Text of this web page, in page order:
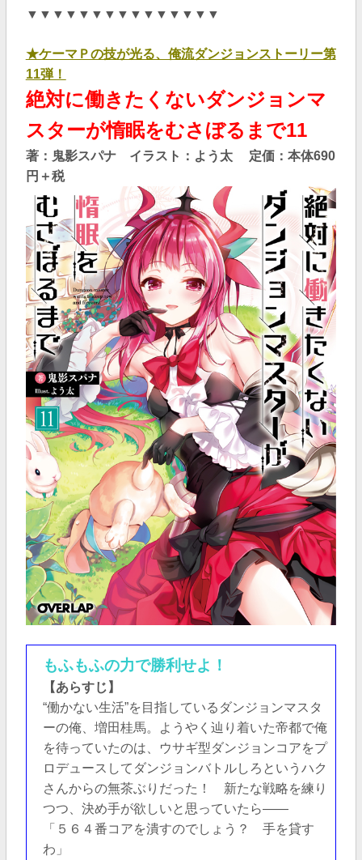
▼▼▼▼▼▼▼▼▼▼▼▼▼▼▼
★ケーマＰの技が光る、俺流ダンジョンストーリー第
11弾！
絶対に働きたくないダンジョンマ
スターが惰眠をむさぼるまで11
著：鬼影スパナ イラスト：よう太 定価：本体690
円＋税
もふもふの力で勝利せよ！
【あらすじ】
“働かない生活”を目指しているダンジョンマスタ
ーの俺、増田桂馬。ようやく辿り着いた帝都で俺
を待っていたのは、ウサギ型ダンジョンコアをプ
ロデュースしてダンジョンバトルしろというハク
さんからの無茶ぶりだった！ 新たな戦略を練り
つつ、決め手が欲しいと思っていたら――
「５６４番コアを潰すのでしょう？ 手を貸す
わ」